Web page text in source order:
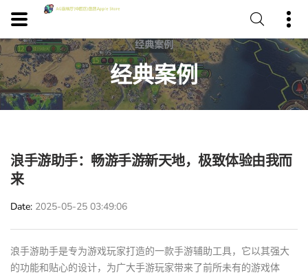
经典案例
浪手游助手：畅游手游新天地，极致体验由我而
来
Date 2025-05-25 03:49:06
浪手游助手是专为游戏玩家打造的一款手游辅助工具，它以其强大
的功能和贴心的设计，为广大手游玩家带来了前所未有的游戏体